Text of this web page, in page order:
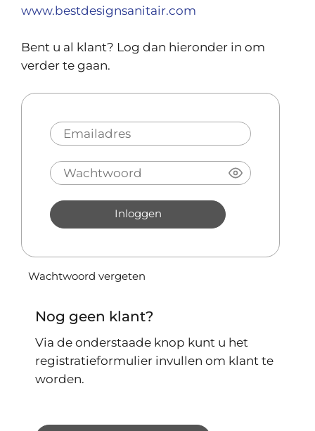
www.bestdesignsanitair.com
Bent u al klant? Log dan hieronder in om
verder te gaan.
Inloggen
Wachtwoord vergeten
Nog geen klant?
Via de onderstaade knop kunt u het
registratieformulier invullen om klant te
worden.